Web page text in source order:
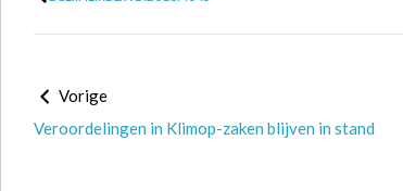
Vorige
Veroordelingen in Klimop-zaken blijven in stand